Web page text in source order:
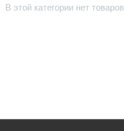
В этой категории нет товаров